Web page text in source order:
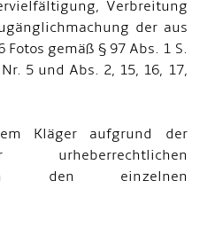
Verbreitung
der aus
gemäß § 97 Abs. 1 S.
5 und Abs. 2, 15, 16, 17,
Kläger aufgrund der
den einzelnen